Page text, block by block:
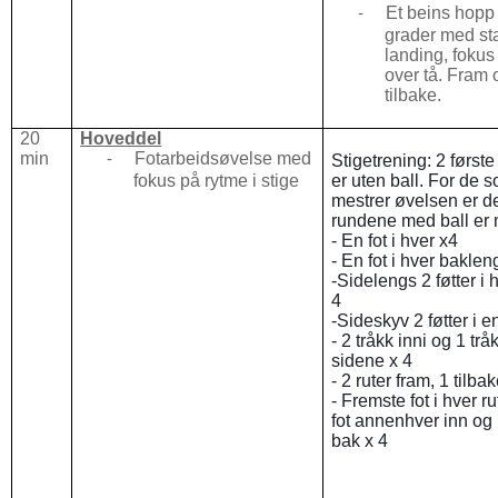
-
Et beins
grader med
landing,
over tå. Fram
tilbake.
20
min
Hoveddel
-
Fotarbeidsøvelse med
fokus på rytme i stige
Stigetrening: 2
er uten ball. For de
mestrer øvelsen er
rundene med ball er
- En fot i hver x4
- En fot i hver
-Sidelengs 2 føtter i
4
-Sideskyv 2 føtter i
- 2 tråkk inni og 1
sidene x 4
- 2 ruter fram, 1
- Fremste fot i hver
fot annenhver inn og
bak x 4